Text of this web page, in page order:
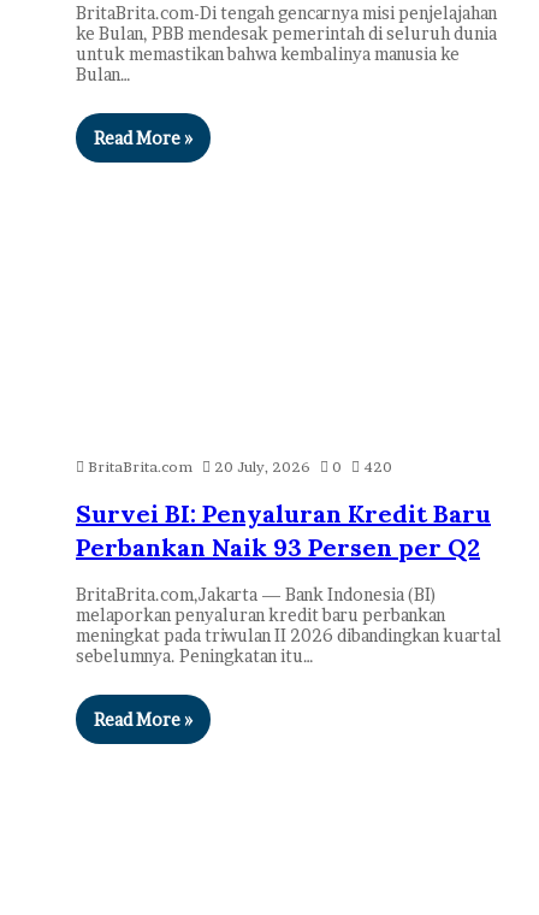
BritaBrita.com-Di tengah gencarnya misi penjelajahan
ke Bulan, PBB mendesak pemerintah di seluruh dunia
untuk memastikan bahwa kembalinya manusia ke
Bulan…
Read More »
BritaBrita.com 20 July, 2026 0 420
Survei BI: Penyaluran Kredit Baru
Perbankan Naik 93 Persen per Q2
BritaBrita.com,Jakarta — Bank Indonesia (BI)
melaporkan penyaluran kredit baru perbankan
meningkat pada triwulan II 2026 dibandingkan kuartal
sebelumnya. Peningkatan itu…
Read More »